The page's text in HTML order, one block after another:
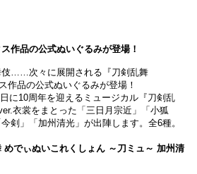
作品の公式ぬいぐるみが登場！
伎……次々に展開される『刀剣乱舞
作品の公式ぬいぐるみが登場！
に10周年を迎えるミュージカル『刀剣乱
衣裳をまとった「三日月宗近」「小狐
剣」「加州清光」が出陣します。全6種。
めでぃぬいこれくしょん ～刀ミュ～ 加州清